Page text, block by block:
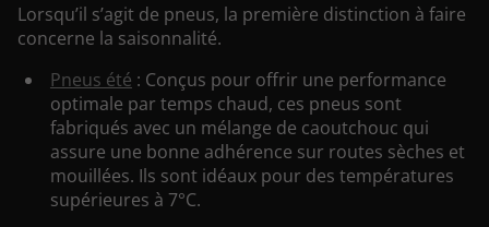
Lorsqu’il s’agit de pneus, la première distinction à faire
concerne la saisonnalité.
Pneus été : Conçus pour offrir une performance
optimale par temps chaud, ces pneus sont
fabriqués avec un mélange de caoutchouc qui
assure une bonne adhérence sur routes sèches et
mouillées. Ils sont idéaux pour des températures
supérieures à 7°C.